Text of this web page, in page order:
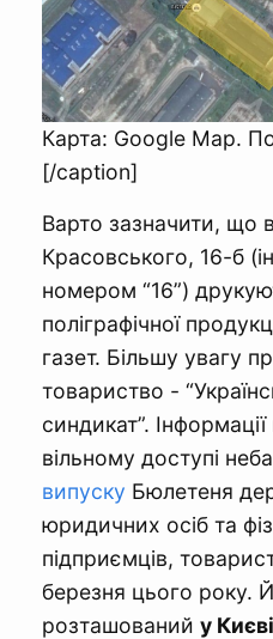
Карта: Google Map.
[/caption]
Варто зазначити, що
Красовського, 16-б
номером “16”)
поліграфічної
газет. Більшу увагу
товариство -
синдикат”.
вільному доступі
випуску Бюлетеня
юридичних осіб та
підприємців,
березня цього року.
розташований у